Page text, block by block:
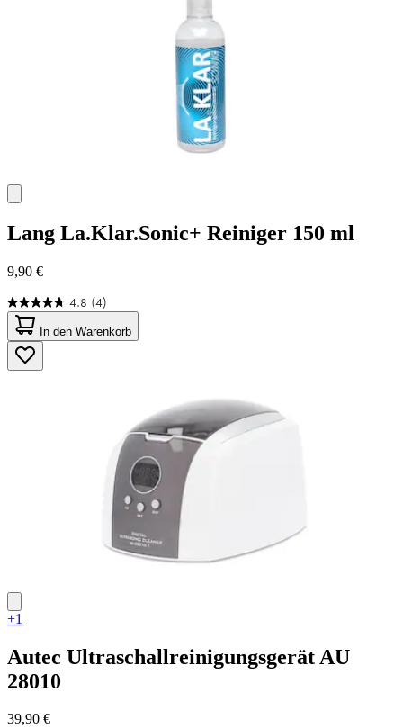
Lang La.Klar.Sonic+ Reiniger 150 ml
9,90 €
4.8 (4)
4.8
von
5
Sternen.
4
In den Warenkorb
+1
Autec Ultraschallreinigungsgerät AU
28010
39,90 €